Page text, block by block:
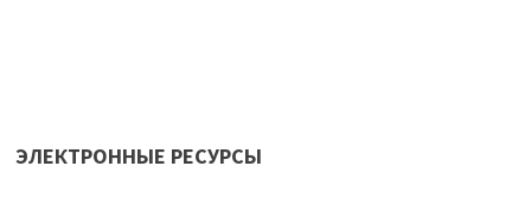
ЭЛЕКТРОННЫЕ РЕСУРСЫ